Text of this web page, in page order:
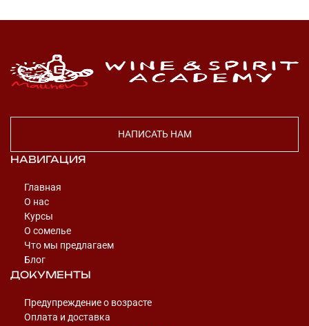
НАПИСАТЬ НАМ
НАВИГАЦИЯ
Главная
О нас
Курсы
О сомелье
Что мы предлагаем
Блог
ДОКУМЕНТЫ
Предупреждение о возрасте
Оплата и доставка